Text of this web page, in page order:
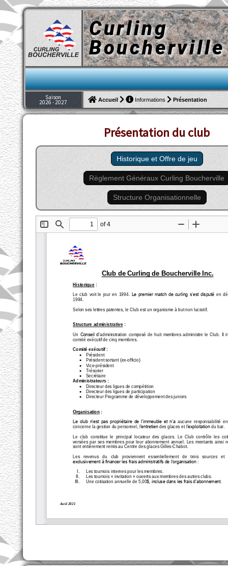
Curling
Boucherville
Saison
2026 - 2027 Accueil Informations Présentation
Présentation du club
Historique et Offre de jeu
Règlement Généraux Curling Boucherville
Structure Organisationnelle